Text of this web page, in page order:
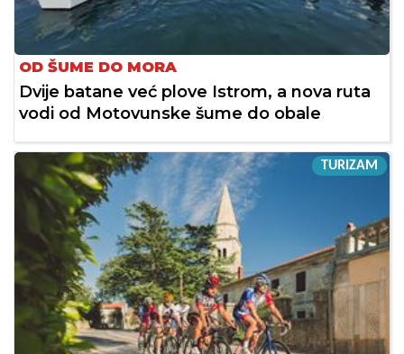
OD ŠUME DO MORA
Dvije batane već plove Istrom, a nova ruta
vodi od Motovunske šume do obale
TURIZAM